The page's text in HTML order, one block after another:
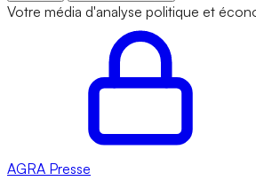
Votre média d'analyse politique et
AGRA Presse